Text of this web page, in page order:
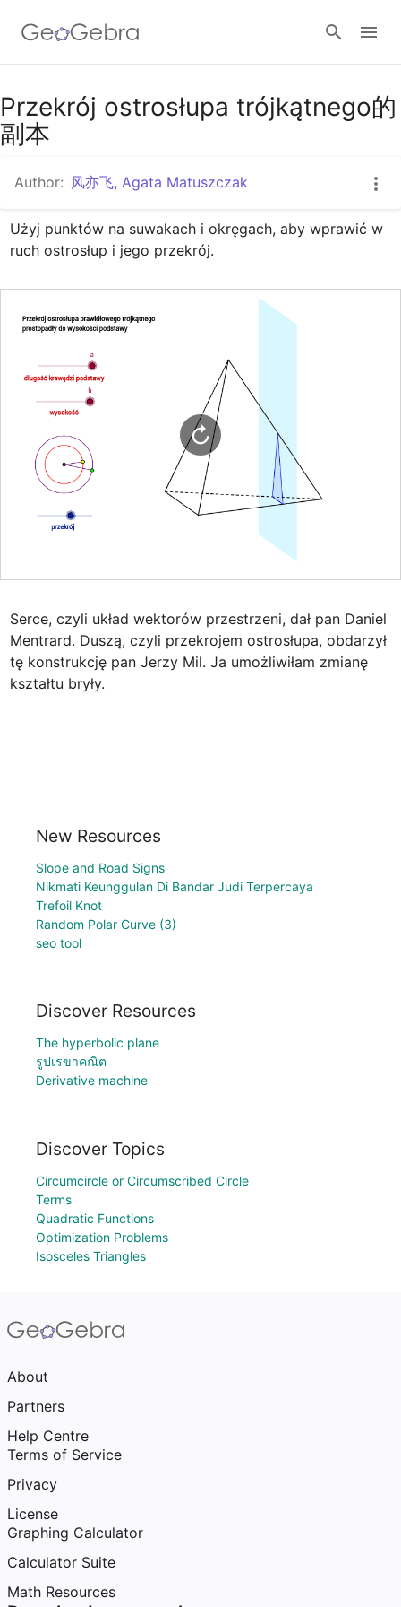
Google Classroom
Sign in
Przekrój ostrosłupa trójkątnego的
副本
Author: 风亦飞, Agata Matuszczak
Użyj punktów na suwakach i okręgach, aby wprawić w
ruch ostrosłup i jego przekrój.
Serce, czyli układ wektorów przestrzeni, dał pan Daniel
Mentrard. Duszą, czyli przekrojem ostrosłupa, obdarzył
tę konstrukcję pan Jerzy Mil. Ja umożliwiłam zmianę
kształtu bryły.
New Resources
Slope and Road Signs
Nikmati Keunggulan Di Bandar Judi Terpercaya
Trefoil Knot
Random Polar Curve (3)
seo tool
Discover Resources
The hyperbolic plane
รูปเรขาคณิต
Derivative machine
Discover Topics
Circumcircle or Circumscribed Circle
Terms
Quadratic Functions
Optimization Problems
Isosceles Triangles
About
Partners
Help Centre
Terms of Service
Privacy
License
Graphing Calculator
Calculator Suite
Math Resources